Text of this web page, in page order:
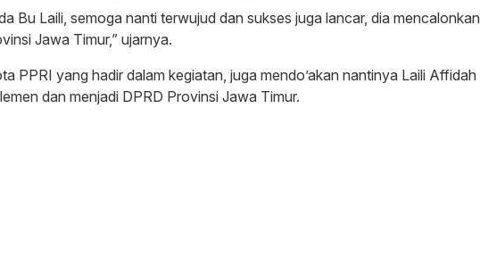
Bu Laili, semoga nanti terwujud dan sukses juga lancar, dia mencalonkan
Jawa Timur,” ujarnya.
PPRI yang hadir dalam kegiatan, juga mendo’akan nantinya Laili Affidah
dan menjadi DPRD Provinsi Jawa Timur.